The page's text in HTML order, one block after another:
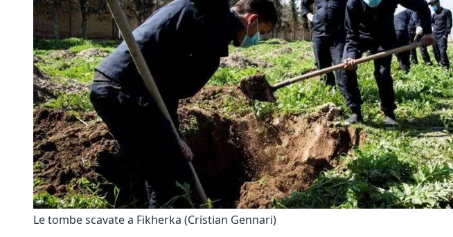
Le tombe scavate a Fikherka (Cristian Gennari)